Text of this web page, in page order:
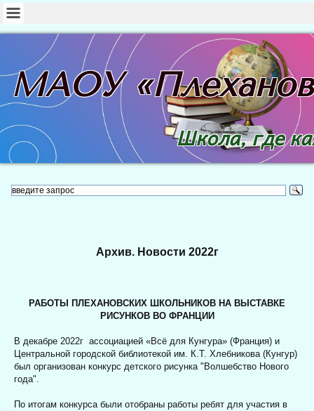
МАОУ
Школа, где
Архив. Новости 2022г
РАБОТЫ ПЛЕХАНОВСКИХ ШКОЛЬНИКОВ НА ВЫСТАВКЕ
РИСУНКОВ ВО ФРАНЦИИ
В декабре 2022г ассоциацией «Всё для Кунгура» (Франция) и
Центральной городской библиотекой им. К.Т. Хлебникова (Кунгур)
был организован конкурс детского рисунка "Волшебство Нового
года".
По итогам конкурса были отобраны работы ребят для участия в